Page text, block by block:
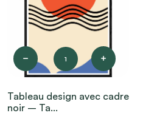
1
Tableau design avec cadre
noir – Ta...